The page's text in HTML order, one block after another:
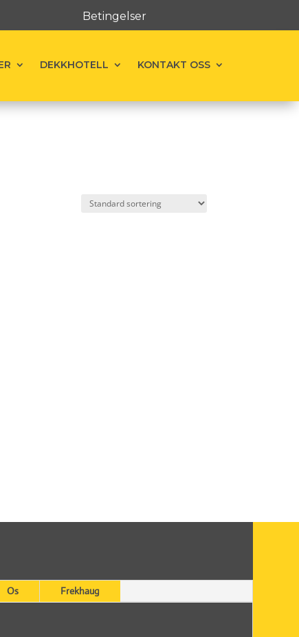
Betingelser
DEKKHOTELL KONTAKT OSS
Os Frekhaug